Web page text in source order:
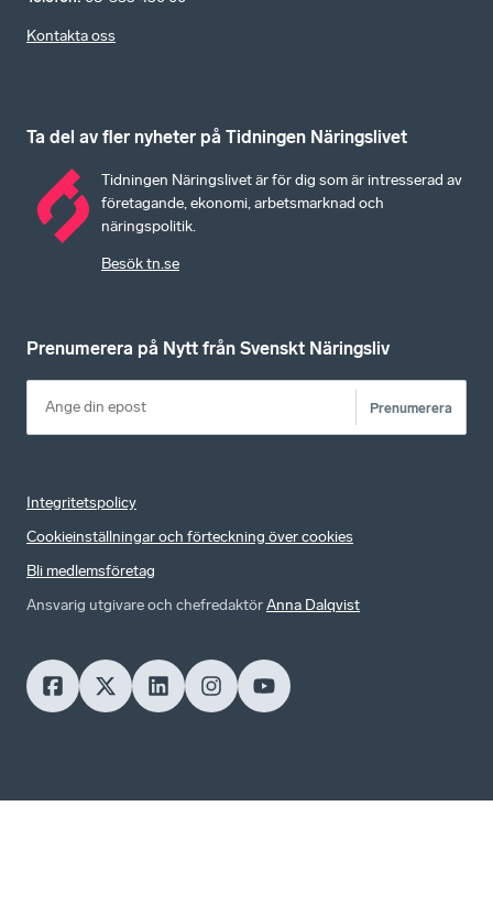
Kontakta oss
Ta del av fler nyheter på Tidningen Näringslivet
Tidningen Näringslivet är för dig som är intresserad av
företagande, ekonomi, arbetsmarknad och
näringspolitik.
Besök tn.se
Prenumerera på Nytt från Svenskt Näringsliv
Prenumerera
Integritetspolicy
Cookieinställningar och förteckning över cookies
Bli medlemsföretag
Ansvarig utgivare och chefredaktörAnna Dalqvist